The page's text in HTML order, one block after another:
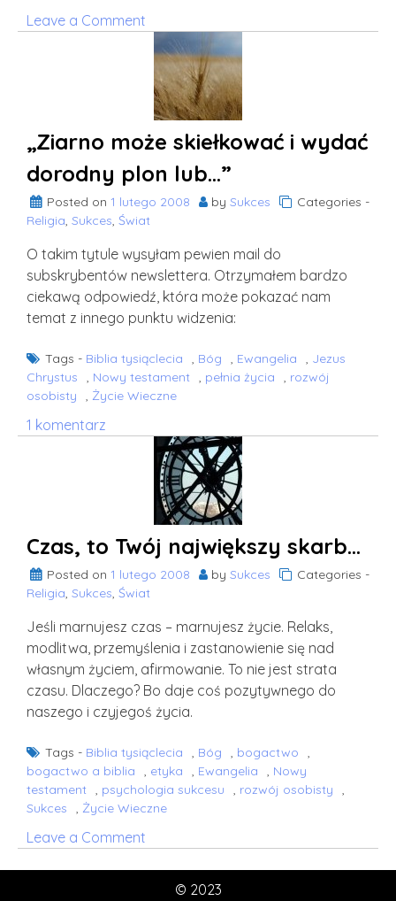
Leave a Comment
Jak
najlepiej
analizować
Pismo
Święte?
„Ziarno może skiełkować i wydać
dorodny plon lub…”
Posted on 1 lutego 2008 by Sukces
Categories -
Religia, Sukces, Świat
O takim tytule wysyłam pewien mail do
subskrybentów newslettera. Otrzymałem bardzo
ciekawą odpowiedź, która może pokazać nam
temat z innego punktu widzenia:
Tags - Biblia tysiąclecia , Bóg , Ewangelia , Jezus
Chrystus
, Nowy testament , pełnia życia , rozwój
osobisty
, Życie Wieczne
1 komentarz
skiełkować
dorodny
plon
lub…”
Czas, to Twój największy skarb…
Posted on 1 lutego 2008 by Sukces
Categories -
Religia, Sukces, Świat
Jeśli marnujesz czas – marnujesz życie. Relaks,
modlitwa, przemyślenia i zastanowienie się nad
własnym życiem, afirmowanie. To nie jest strata
czasu. Dlaczego? Bo daje coś pozytywnego do
naszego i czyjegoś życia.
Tags - Biblia tysiąclecia , Bóg , bogactwo
,
bogactwo a biblia
, etyka , Ewangelia , Nowy
testament , psychologia sukcesu , rozwój osobisty
,
Sukces
, Życie Wieczne
Leave a Comment
© 2023